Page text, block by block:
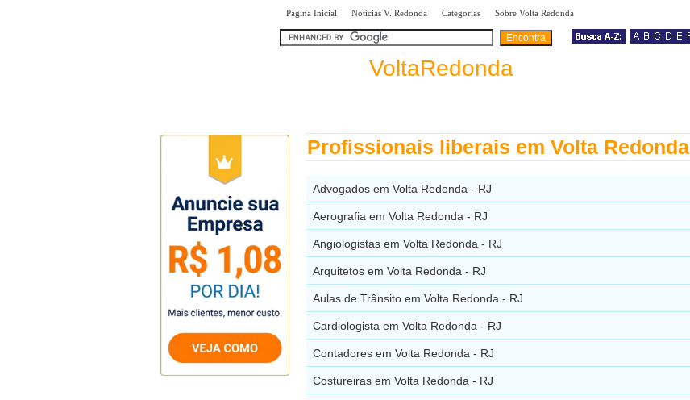
Página Inicial Notícias V. Redonda Categorias Sobre Volta Redonda
VoltaRedonda
Profissionais liberais em Volta Redonda
Advogados em Volta Redonda - RJ
Aerografia em Volta Redonda - RJ
Angiologistas em Volta Redonda - RJ
Arquitetos em Volta Redonda - RJ
Aulas de Trânsito em Volta Redonda - RJ
Cardiologista em Volta Redonda - RJ
Contadores em Volta Redonda - RJ
Costureiras em Volta Redonda - RJ